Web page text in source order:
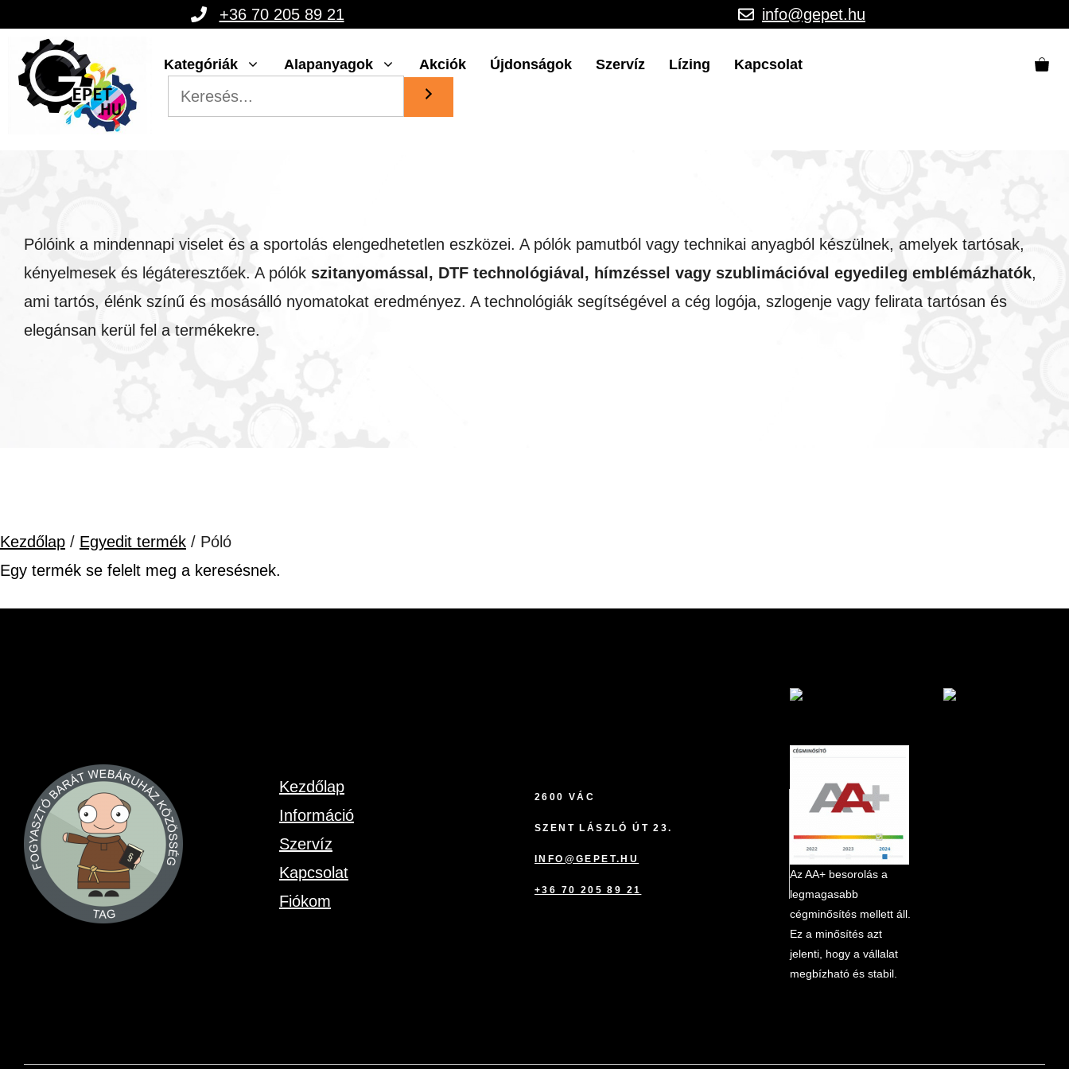
tartalomba
+36 70 205 89 21 info@gepet.hu
Kategóriák Alapanyagok Akciók Újdonságok Szervíz Lízing Kapcsolat
Pólóink a mindennapi viselet és a sportolás elengedhetetlen eszközei. A pólók pamutból vagy technikai anyagból készülnek, amelyek tartósak,
kényelmesek és légáteresztőek. A pólók szitanyomással, DTF technológiával, hímzéssel vagy szublimációval egyedileg emblémázhatók,
ami tartós, élénk színű és mosásálló nyomatokat eredményez. A technológiák segítségével a cég logója, szlogenje vagy felirata tartósan és
elegánsan kerül fel a termékekre.
Kezdőlap / Egyedit termék / Póló
Egy termék se felelt meg a keresésnek.
Kezdőlap
Információ
Szervíz
Kapcsolat
Fiókom
2600 VÁC
SZENT LÁSZLÓ ÚT 23.
INFO@GEPET.HU
+36 70 205 89 21
Az AA+ besorolás a
legmagasabb
cégminősítés mellett áll.
Ez a minősítés azt
jelenti, hogy a vállalat
megbízható és stabil.